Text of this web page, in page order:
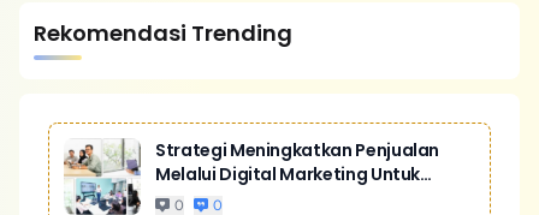
Rekomendasi Trending
Strategi Meningkatkan Penjualan
Melalui Digital Marketing Untuk
Bisnis Yang Lebih Kompetitif
0 0